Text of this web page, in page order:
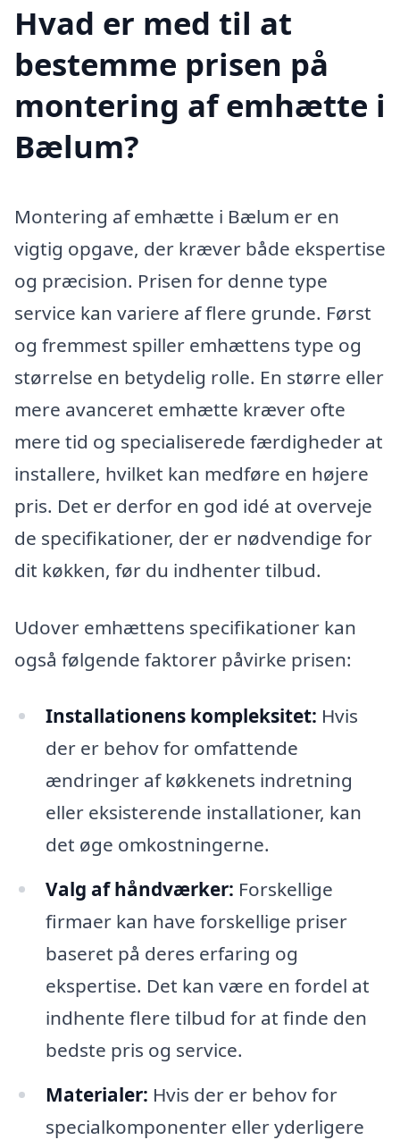
Hvad er med til at
bestemme prisen på
montering af emhætte i
Bælum?
Montering af emhætte i Bælum er en
vigtig opgave, der kræver både ekspertise
og præcision. Prisen for denne type
service kan variere af flere grunde. Først
og fremmest spiller emhættens type og
størrelse en betydelig rolle. En større eller
mere avanceret emhætte kræver ofte
mere tid og specialiserede færdigheder at
installere, hvilket kan medføre en højere
pris. Det er derfor en god idé at overveje
de specifikationer, der er nødvendige for
dit køkken, før du indhenter tilbud.
Udover emhættens specifikationer kan
også følgende faktorer påvirke prisen:
Installationens kompleksitet: Hvis
der er behov for omfattende
ændringer af køkkenets indretning
eller eksisterende installationer, kan
det øge omkostningerne.
Valg af håndværker: Forskellige
firmaer kan have forskellige priser
baseret på deres erfaring og
ekspertise. Det kan være en fordel at
indhente flere tilbud for at finde den
bedste pris og service.
Materialer: Hvis der er behov for
specialkomponenter eller yderligere